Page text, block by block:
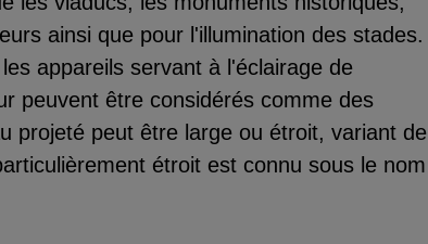
ainsi que pour l'illumination des stades.
appareils servant à l'éclairage de
peuvent être considérés comme des
projeté peut être large ou étroit, variant de
étroit est connu sous le nom